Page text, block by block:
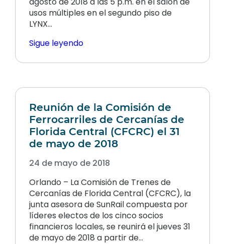
usos múltiples en el segundo piso de
LYNX...
Sigue leyendo
Reunión de la Comisión de
Ferrocarriles de Cercanías de
Florida Central (CFCRC) el 31
de mayo de 2018
24 de mayo de 2018
Orlando – La Comisión de Trenes de
Cercanías de Florida Central (CFCRC), la
junta asesora de SunRail compuesta por
líderes electos de los cinco socios
financieros locales, se reunirá el jueves 31
de mayo de 2018 a partir de…